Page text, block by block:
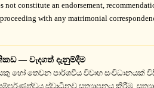
not constitute an endorsement,
with any matrimonial
— වැදගත් දැනුම්දීම
හෝ තෙවන පාර්ශවීය විවාහ සංවිධානයක්
ස්වාධීනව සත්‍යාපනය කිරීම,